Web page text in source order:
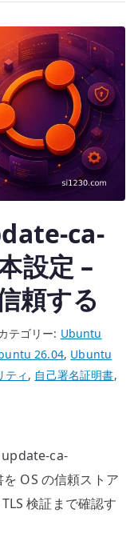
ca-
設定 –
頼する
テゴリー: Ubuntu
26.04, Ubuntu
ティ , 自己署名証明書,
ca-
OS の信頼ストア
検証まで確認す